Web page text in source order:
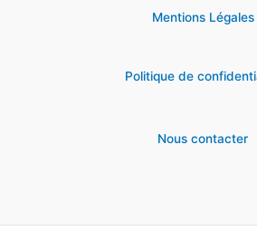
Mentions Légales
Politique de
Nous contacter